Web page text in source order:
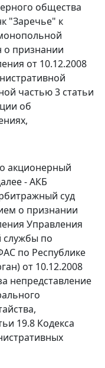
общества
"Заречье" к
о признании
от 10.12.2008
частью 3 статьи
об
акционерный
- АКБ
суд
о признании
Управления
по
по Республике
от 10.12.2008
непредставление
19.8 Кодекса